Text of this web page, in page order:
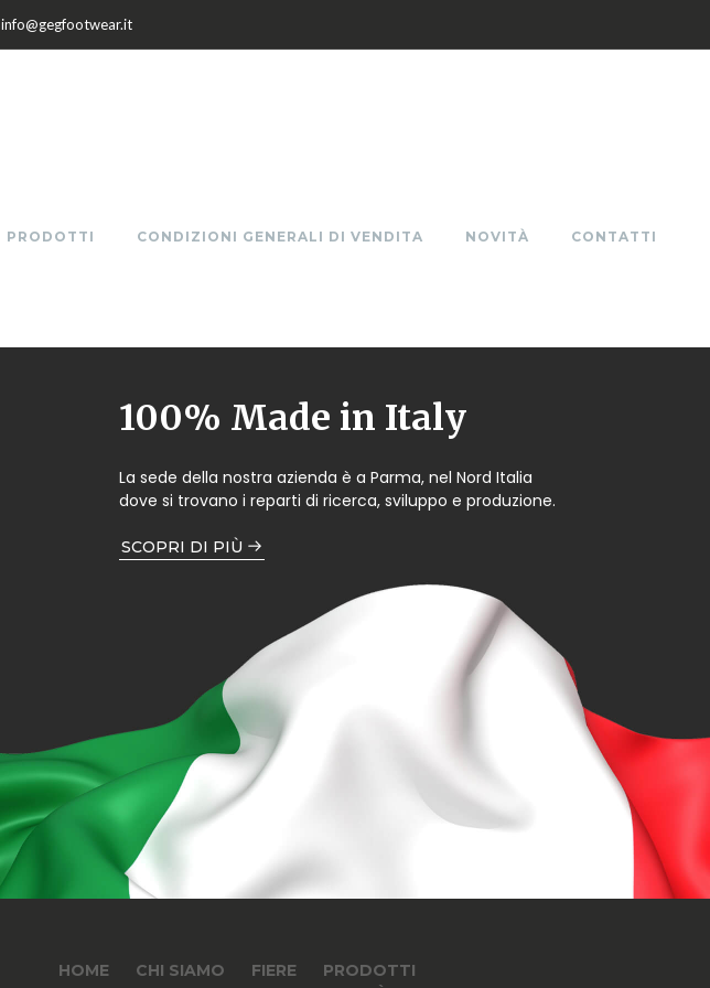
info@gegfootwear.it
PRODOTTI CONDIZIONI GENERALI DI VENDITA NOVITÀ CONTATTI
100% Made in Italy
La sede della nostra azienda è a Parma, nel Nord Italia
dove si trovano i reparti di ricerca, sviluppo e produzione.
SCOPRI DI PIÙ
HOME CHI SIAMO FIERE
PRODOTTI